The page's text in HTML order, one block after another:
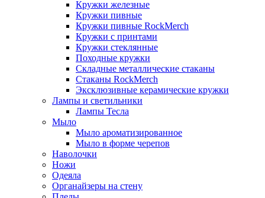
Кружки железные
Кружки пивные
Кружки пивные RockMerch
Кружки с принтами
Кружки стеклянные
Походные кружки
Складные металлические стаканы
Стаканы RockMerch
Эксклюзивные керамические кружки
Лампы и светильники
Лампы Тесла
Мыло
Мыло ароматизированное
Мыло в форме черепов
Наволочки
Ножи
Одеяла
Органайзеры на стену